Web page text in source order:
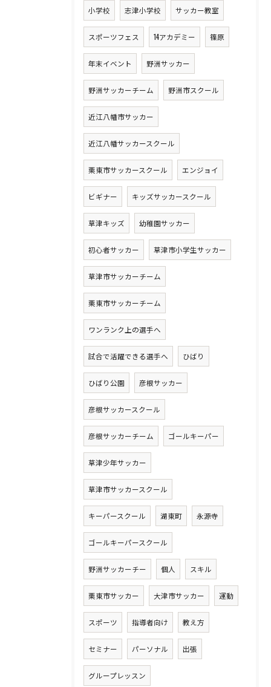
小学校 志津小学校 サッカー教室
スポーツフェス 14アカデミー 篠原
年末イベント 野洲サッカー
野洲サッカーチーム 野洲市スクール
近江八幡市サッカー
近江八幡サッカースクール
栗東市サッカースクール エンジョイ
ビギナー キッズサッカースクール
草津キッズ 幼稚園サッカー
初心者サッカー 草津市小学生サッカー
草津市サッカーチーム
栗東市サッカーチーム
ワンランク上の選手へ
試合で活躍できる選手へ ひばり
ひばり公園 彦根サッカー
彦根サッカースクール
彦根サッカーチーム ゴールキーパー
草津少年サッカー
草津市サッカースクール
キーパースクール 湖東町 永源寺
ゴールキーパースクール
野洲サッカーチー 個人 スキル
栗東市サッカー 大津市サッカー 運動
スポーツ 指導者向け 教え方
セミナー パーソナル 出張
グループレッスン